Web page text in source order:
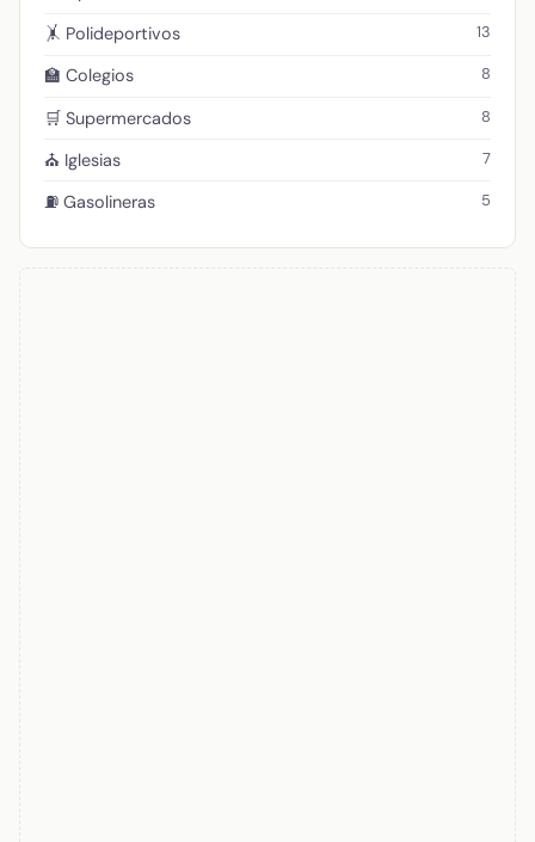
🤸 Polideportivos 13
🏫 Colegios 8
🛒 Supermercados 8
⛪ Iglesias 7
⛽ Gasolineras 5